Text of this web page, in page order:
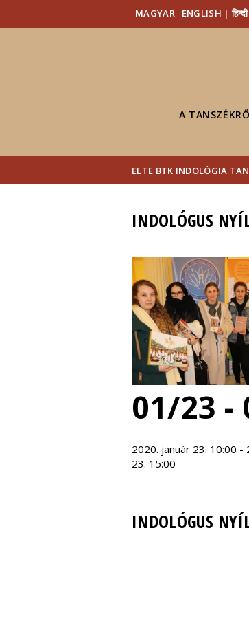
MAGYAR ENGLISH | हिन्दी
A
ELTE BTK INDOLÓGIA
INDOLÓGUS
01/23 -
2020. január 23. 10:00 -
23. 15:00
INDOLÓGUS